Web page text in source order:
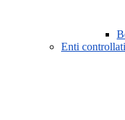
Enti controllati